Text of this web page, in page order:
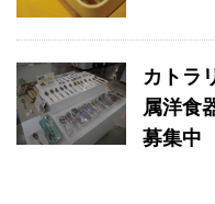
カトラ
属洋食
募集中